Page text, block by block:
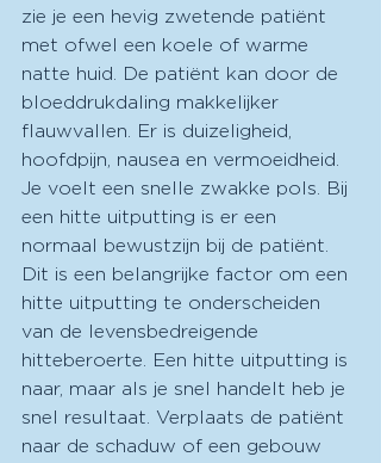
zie je een hevig zwetende patiënt
met ofwel een koele of warme
natte huid. De patiënt kan door de
bloeddrukdaling makkelijker
flauwvallen. Er is duizeligheid,
hoofdpijn, nausea en vermoeidheid.
Je voelt een snelle zwakke pols. Bij
een hitte uitputting is er een
normaal bewustzijn bij de patiënt.
Dit is een belangrijke factor om een
hitte uitputting te onderscheiden
van de levensbedreigende
hitteberoerte. Een hitte uitputting is
naar, maar als je snel handelt heb je
snel resultaat. Verplaats de patiënt
naar de schaduw of een gebouw